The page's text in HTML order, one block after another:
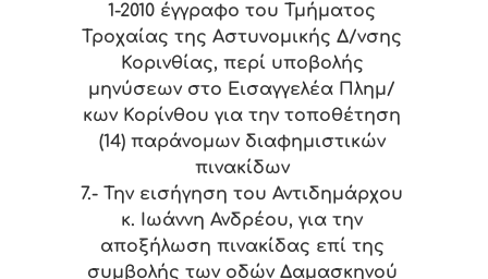
1-2010 έγγραφο του Τμήματος
Τροχαίας της Αστυνομικής Δ/νσης
Κορινθίας, περί υποβολής
μηνύσεων στο Εισαγγελέα Πλημ/
κων Κορίνθου για την τοποθέτηση
(14) παράνομων διαφημιστικών
πινακίδων
7.- Την εισήγηση του Αντιδημάρχου
κ. Ιωάννη Ανδρέου, για την
αποξήλωση πινακίδας επί της
συμβολής των οδών Δαμασκηνού